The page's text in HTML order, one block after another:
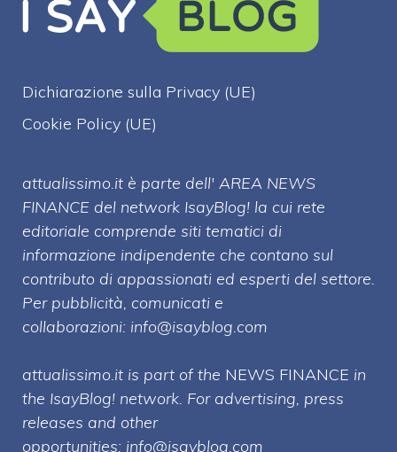
Dichiarazione sulla Privacy (UE)
Cookie Policy (UE)
attualissimo.it è parte dell' AREA NEWS
FINANCE del network IsayBlog! la cui rete
editoriale comprende siti tematici di
informazione indipendente che contano sul
contributo di appassionati ed esperti del settore.
Per pubblicità, comunicati e
collaborazioni: info@isayblog.com
attualissimo.it is part of the NEWS FINANCE in
the IsayBlog! network. For advertising, press
releases and other
opportunities: info@isayblog.com